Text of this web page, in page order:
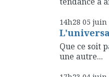
14h28 05 juin
Que ce soit
une autre...